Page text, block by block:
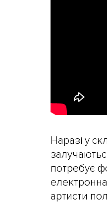
Наразі у
потребує
артисти